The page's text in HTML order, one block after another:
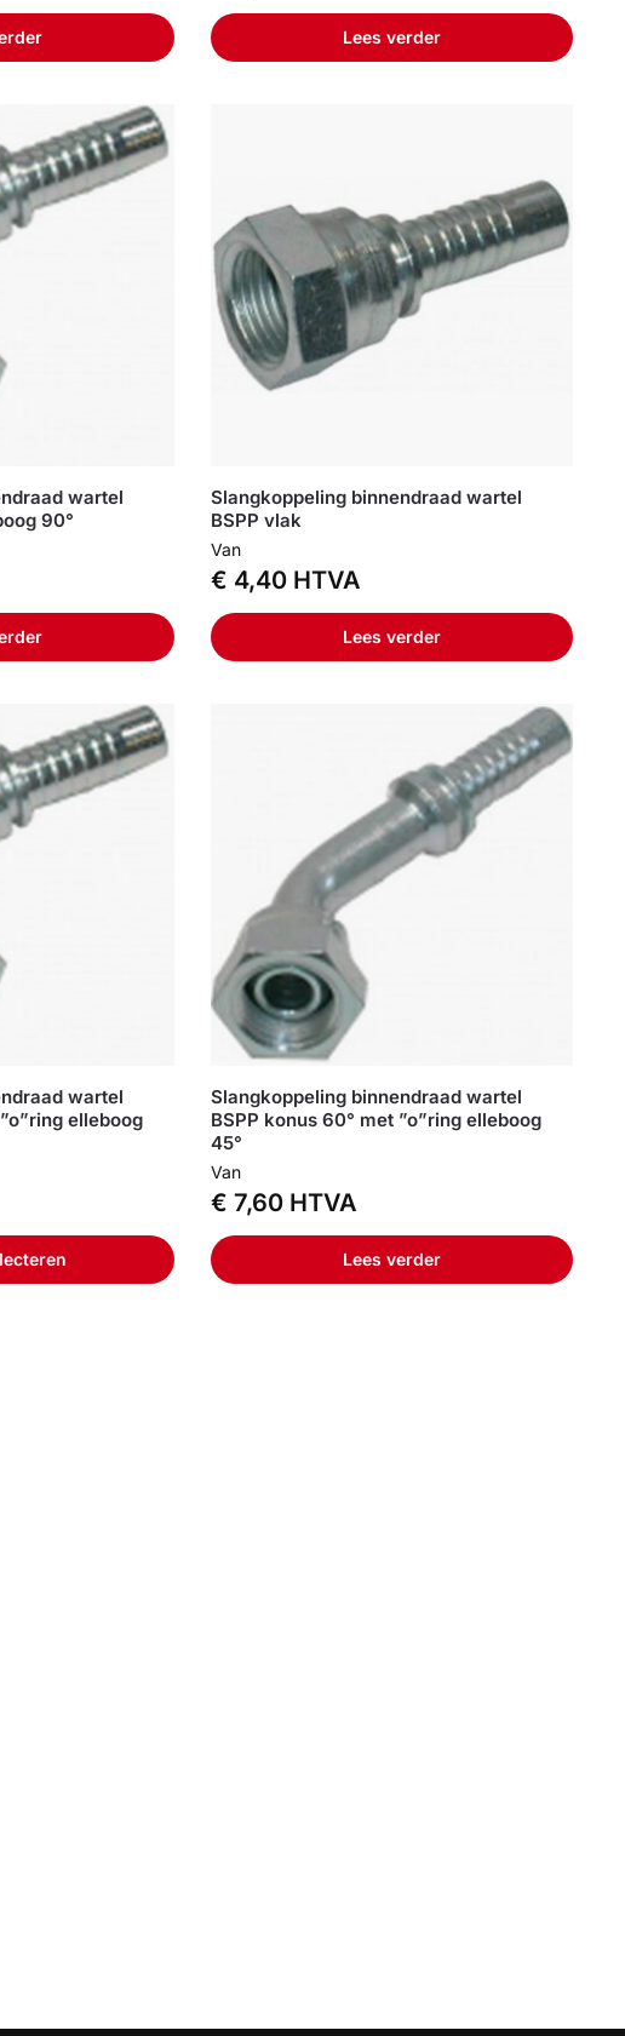
Lees verder
wartel
90°
Slangkoppeling binnendraad wartel
BSPP vlak
Van
€ 4,40 HTVA
Lees verder
wartel
elleboog
Slangkoppeling binnendraad wartel
BSPP konus 60° met ”o”ring elleboog
45°
Van
€ 7,60 HTVA
Lees verder